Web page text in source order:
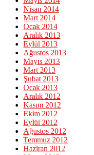
Nisan 2014
Mart 2014
Ocak 2014
Aralık 2013
Eylül 2013
Ağustos 2013
Mayıs 2013
Mart 2013
Şubat 2013
Ocak 2013
Aralık 2012
Kasım 2012
Ekim 2012
Eylül 2012
Ağustos 2012
Temmuz 2012
Haziran 2012